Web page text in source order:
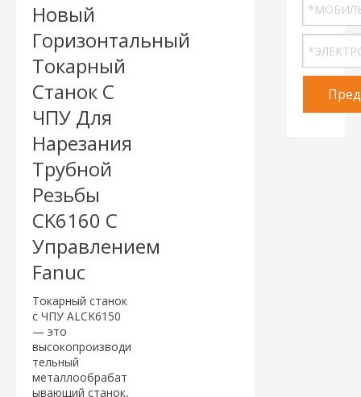
Новый
Горизонтальный
Токарный
Станок С
ЧПУ Для
Нарезания
Трубной
Резьбы
CK6160 С
Управлением
Fanuc
Токарный станок
с ЧПУ ALCK6150
— это
высокопроизводи
тельный
металлообрабат
ывающий станок,